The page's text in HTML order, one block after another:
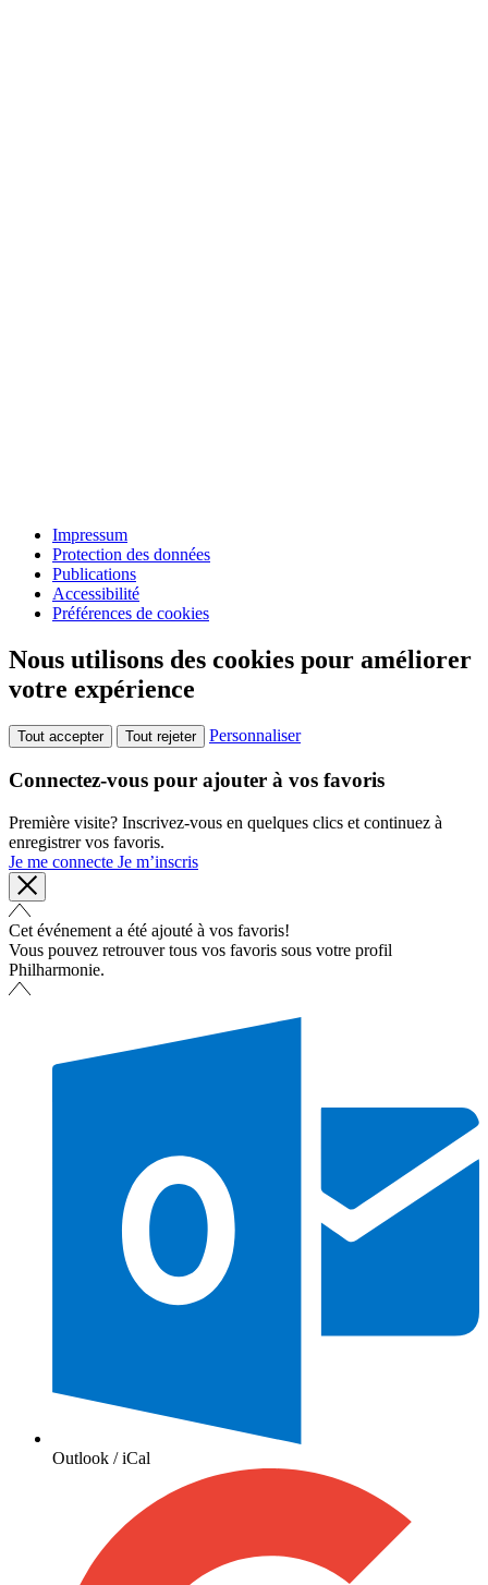
Impressum
Protection des données
Publications
Accessibilité
Préférences de cookies
Nous utilisons des cookies pour améliorer
votre expérience
Tout accepter Tout rejeter Personnaliser
Connectez-vous pour ajouter à vos favoris
Première visite? Inscrivez-vous en quelques clics et continuez à
enregistrer vos favoris.
Je me connecte Je m’inscris
Cet événement a été ajouté à vos favoris!
Vous pouvez retrouver tous vos favoris sous votre profil
Philharmonie.
Outlook / iCal